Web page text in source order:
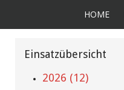
HOME
Einsatzübersicht
2026 (12)